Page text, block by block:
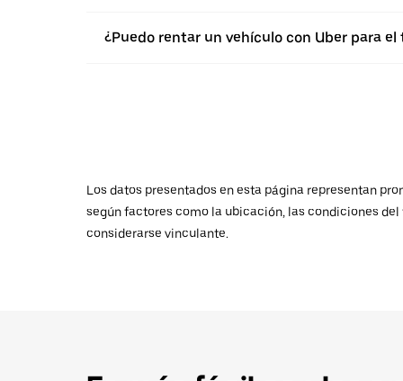
¿Puedo rentar un vehículo con Uber para
Los datos presentados en esta página representan
según factores como la ubicación, las condiciones
considerarse vinculante.